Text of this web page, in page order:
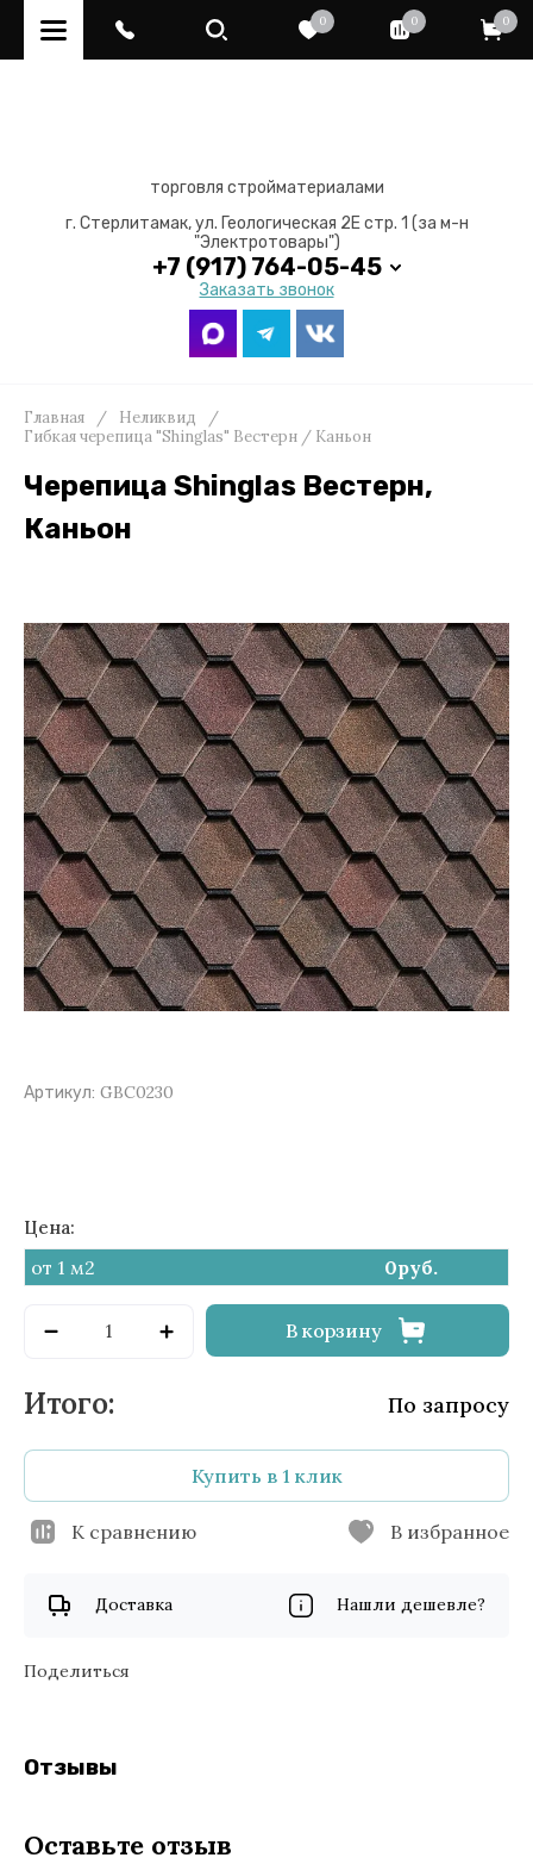
0 0 0
торговля стройматериалами
г. Стерлитамак, ул. Геологическая 2Е стр. 1 (за м-н
"Электротовары")
+7 (917) 764-05-45
Заказать звонок
Главная / Неликвид
/
Гибкая черепица "Shinglas" Вестерн / Каньон
Черепица Shinglas Вестерн,
Каньон
Артикул: GBC0230
Цена:
от 1 м2 0руб.
В корзину
По запросу
Купить в 1 клик
К сравнению В избранное
Доставка Нашли дешевле?
Поделиться
Отзывы
Оставьте отзыв